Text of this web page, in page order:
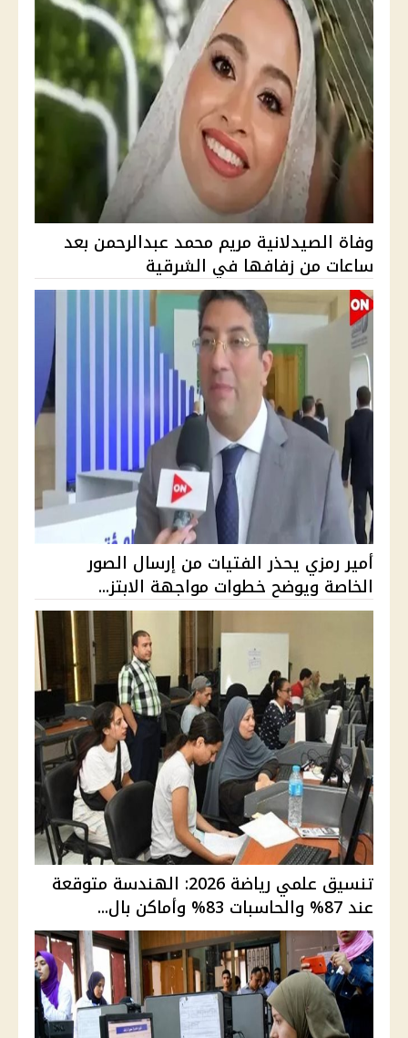
وفاة الصيدلانية مريم محمد عبدالرحمن بعد
ساعات من زفافها في الشرقية
أمير رمزي يحذر الفتيات من إرسال الصور
الخاصة ويوضح خطوات مواجهة الابتز...
تنسيق علمي رياضة 2026: الهندسة متوقعة
عند 87% والحاسبات 83% وأماكن بال...